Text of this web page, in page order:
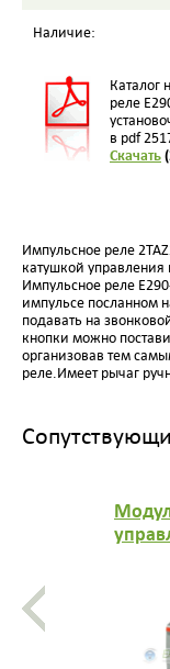
Наличие:
Каталог
реле
в pdf
Скачать
Импульсное реле
катушкой
Импульсное реле
импульсе посланном
подавать на
кнопки можно
организовав тем
реле.Имеет рычаг